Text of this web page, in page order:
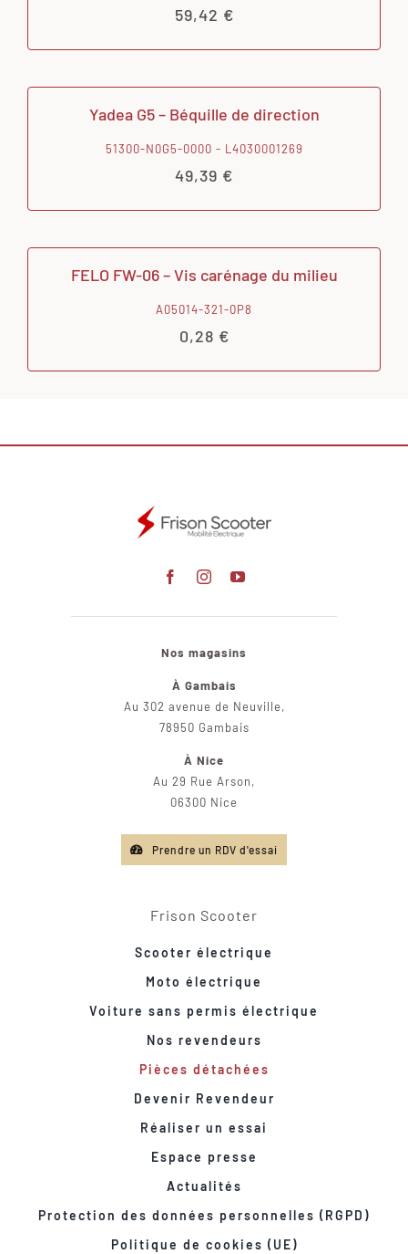
59,42 €
Yadea G5 – Béquille de direction
51300-N0G5-0000 - L4030001269
49,39 €
FELO FW-06 – Vis carénage du milieu
A05014-321-0P8
0,28 €
Nos magasins
À Gambais
Au 302 avenue de Neuville,
78950 Gambais
À Nice
Au 29 Rue Arson,
06300 Nice
Prendre un RDV d'essai
Frison Scooter
Scooter électrique
Moto électrique
Voiture sans permis électrique
Nos revendeurs
Pièces détachées
Devenir Revendeur
Réaliser un essai
Espace presse
Actualités
Protection des données personnelles (RGPD)
Politique de cookies (UE)